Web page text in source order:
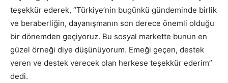
teşekkür ederek, “Türkiye’nin bugünkü gündeminde birlik
ve beraberliğin, dayanışmanın son derece önemli olduğu
bir dönemden geçiyoruz. Bu sosyal markette bunun en
güzel örneği diye düşünüyorum. Emeği geçen, destek
veren ve destek verecek olan herkese teşekkür ederim”
dedi.